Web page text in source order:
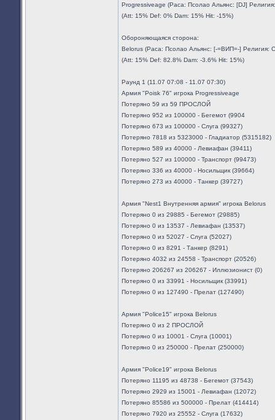
Progressiveage (Раса: Псолао Альянс: [DJ]
(Att: 15% Def: 0% Dam: 15% Hit: -15%)
Обороняющаяся сторона:
Belorus (Раса: Псолао Альянс: [-=ВИП=-] Религия:
(Att: 15% Def: 82.8% Dam: -3.6% Hit: 15%)
Раунд 1 (11.07 07:08 - 11.07 07:30)
Армия "Poisk 76" игрока Progressiveage
Потеряно 59 из 59 ПРОСЛОЙ
Потеряно 952 из 100000 - Бегемот (9904
Потеряно 673 из 100000 - Слуга (99327)
Потеряно 7818 из 5323000 - Гладиатор (5315182)
Потеряно 589 из 40000 - Левиафан (39411)
Потеряно 527 из 100000 - Транспорт (99473)
Потеряно 336 из 40000 - Носильщик (39664)
Потеряно 273 из 40000 - Танкер (39727)
Армия "Nest1 Внутренняя армия" игрока Belorus
Потеряно 0 из 29885 - Бегемот (29885)
Потеряно 0 из 13537 - Левиафан (13537)
Потеряно 0 из 52027 - Слуга (52027)
Потеряно 0 из 8291 - Танкер (8291)
Потеряно 4032 из 24558 - Транспорт (20526)
Потеряно 206267 из 206267 - Иллюзионист (0)
Потеряно 0 из 33991 - Носильщик (33991)
Потеряно 0 из 127490 - Прелат (127490)
Армия "Police15" игрока Belorus
Потеряно 0 из 2 ПРОСЛОЙ
Потеряно 0 из 10001 - Слуга (10001)
Потеряно 0 из 250000 - Прелат (250000)
Армия "Police19" игрока Belorus
Потеряно 11195 из 48738 - Бегемот (37543)
Потеряно 2929 из 15001 - Левиафан (12072)
Потеряно 85586 из 500000 - Прелат (414414)
Потеряно 7920 из 25552 - Слуга (17632)